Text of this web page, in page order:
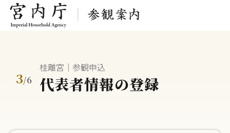
3/6
桂離宮｜参観申込
代表者情報の登録